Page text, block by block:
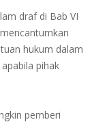
draf di Bab VI
hukum dalam
pihak
pemberi